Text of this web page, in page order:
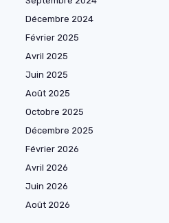
Décembre 2024
Février 2025
Avril 2025
Juin 2025
Août 2025
Octobre 2025
Décembre 2025
Février 2026
Avril 2026
Juin 2026
Août 2026